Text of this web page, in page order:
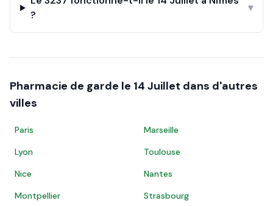
?
▾
Pharmacie de garde le 14 Juillet dans d'autres
villes
Paris
Marseille
Lyon
Toulouse
Nice
Nantes
Montpellier
Strasbourg